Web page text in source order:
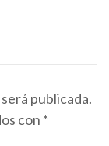
publicada.
con *